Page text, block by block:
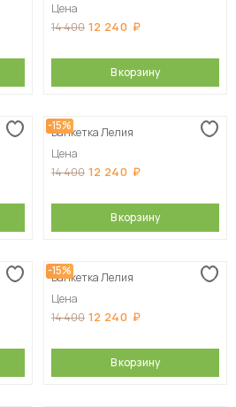
Цена
14 400 12 240
В корзину
-15%
Банкетка Лелия
Цена
14 400 12 240
В корзину
-15%
Банкетка Лелия
Цена
14 400 12 240
В корзину